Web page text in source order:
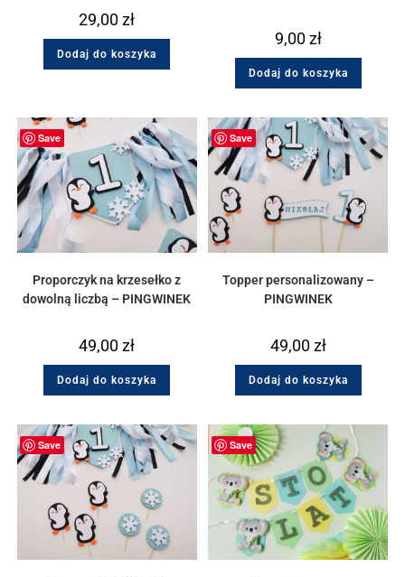
29,00zł
Dodaj do koszyka
9,00zł
Dodaj do koszyka
Save
Proporczyk na krzesełko z
dowolną liczbą – PINGWINEK
49,00zł
Dodaj do koszyka
Save
Topper personalizowany –
PINGWINEK
49,00zł
Dodaj do koszyka
Save Save